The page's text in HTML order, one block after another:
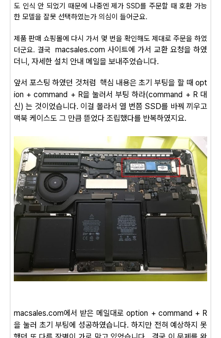
도 인식 안 되었기 때문에 나중엔 제가 SSD를 주문할 때 호환 가능
한 모델을 잘못 선택하였는가 의심이 들어군요.
제품 판매 쇼핑몰에 다시 가서 몇 번을 확인해도 제대로 주문을 하였
더군요. 결국 macsales.com 사이트에 가서 교환 요청을 하였
더니, 자세한 설치 안내 메일을 보내주었습니다.
앞서 포스팅 하였던 것처럼 핵심 내용은 초기 부팅을 할 때 opt
ion + command + R을 눌러서 부팅 하라(command + R 대
신) 는 것이었습니다. 이걸 몰라서 열 번쯤 SSD를 바꿔 끼우고
맥북 케이스도 그 만큼 뜯었다 조립했다를 반복하였지요.
macsales.com에서 받은 메일대로 option + command + R
을 눌러 초기 부팅에 성공하였습니다. 하지만 전혀 예상하지 못